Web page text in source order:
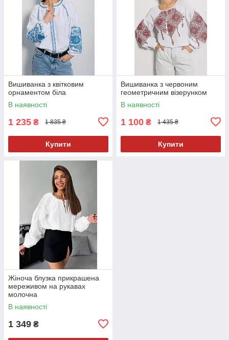
Вишиванка з квітковим
орнаментом біла
В наявності
1 235 ₴ 1 835 ₴
Купити
Вишиванка з червоним
геометричним візерунком
В наявності
1 100 ₴ 1 435 ₴
Купити
Жіноча блузка прикрашена
мереживом на рукавах
молочна
В наявності
1 349 ₴